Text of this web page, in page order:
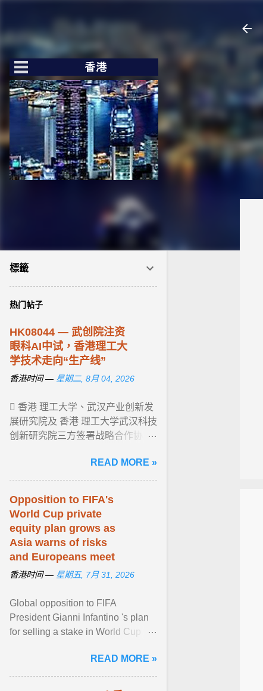
標籤
热门帖子
HK08044 — 武创院注资
眼科AI中试， 香港理工大
学技术走向“生产线”
香港时间 — 星期二, 8月 04, 2026
 香港 理工大学、武汉产业创新发
展研究院及 香港 理工大学武汉科技
创新研究院三方签署战略合作协
康、康复科学及 AI 医疗四大黄金赛
道， ... View article...
READ MORE »
Opposition to FIFA's
World Cup private
equity plan grows as
Asia warns of risks
and Europeans meet
香港时间 — 星期五, 7月 31, 2026
Global opposition to FIFA
President Gianni Infantino 's plan
for selling a stake in World Cup
Thursday with Asia's View article...
READ MORE »